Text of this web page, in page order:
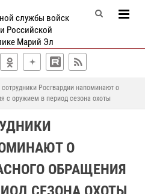
службы войск
Российской
Марий Эл
Росгвардии напоминают о
с оружием в период сезона охоты
О
ОБРАЩЕНИЯ